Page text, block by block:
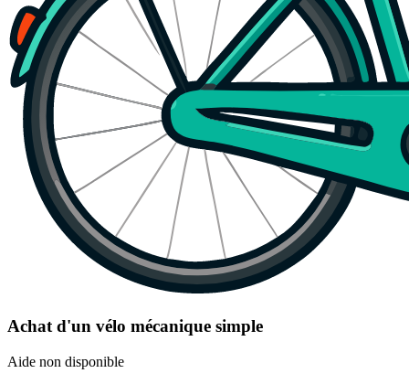
Achat d'un vélo mécanique simple
Aide non disponible